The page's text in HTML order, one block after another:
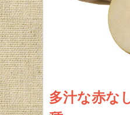
多汁な赤な